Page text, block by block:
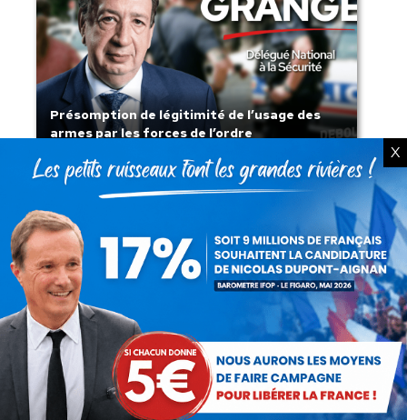
Présomption de légitimité de l’usage des
armes par les forces de l’ordre
Lorsque tout flambe et que l’État
s’affaisse.
X